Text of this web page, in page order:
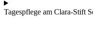
Tagespflege am Clara-Stift